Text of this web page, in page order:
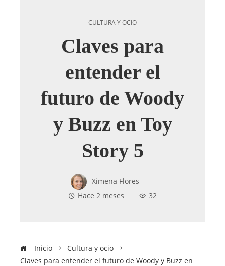
CULTURA Y OCIO
Claves para
entender el
futuro de Woody
y Buzz en Toy
Story 5
Ximena Flores
Hace 2 meses
32
Inicio
Cultura y ocio
Claves para entender el futuro de Woody y Buzz en